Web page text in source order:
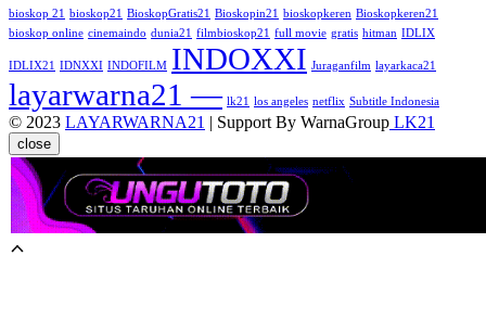
bioskop 21 bioskop21 BioskopGratis21 Bioskopin21 bioskopkeren Bioskopkeren21
bioskop online cinemaindo dunia21 filmbioskop21 full movie gratis hitman IDLIX
IDLIX21 IDNXXI INDOFILM INDOXXI Juraganfilm layarkaca21
layarwarna21 — lk21 los angeles netflix Subtitle Indonesia
© 2023 LAYARWARNA21 | Support By WarnaGroup LK21
close